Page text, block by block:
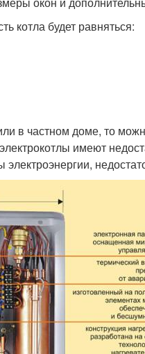
котла будет равняться:
в частном доме, то
имеют